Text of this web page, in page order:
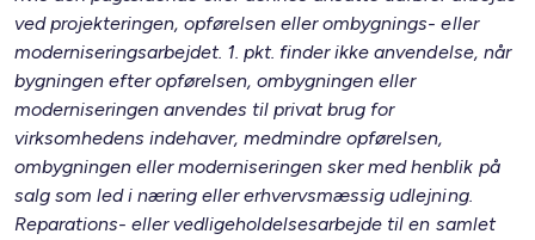
ved projekteringen, opførelsen eller ombygnings- eller
moderniseringsarbejdet. 1. pkt. finder ikke anvendelse, når
bygningen efter opførelsen, ombygningen eller
moderniseringen anvendes til privat brug for
virksomhedens indehaver, medmindre opførelsen,
ombygningen eller moderniseringen sker med henblik på
salg som led i næring eller erhvervsmæssig udlejning.
Reparations- eller vedligeholdelsesarbejde til en samlet